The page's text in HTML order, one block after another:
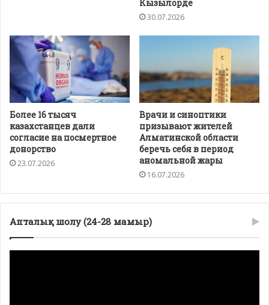
Кызылорде
30.07.2026
Более 16 тысяч
казахстанцев дали
согласие на посмертное
донорство
23.07.2026
Врачи и синоптики
призывают жителей
Алматинской области
беречь себя в период
аномальной жары
16.07.2026
Апталық шолу (24-28 мамыр)